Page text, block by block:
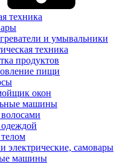
техника
и умывальники
техника
продуктов
пищи
окон
машины
одеждой
электрические, самовары
машины